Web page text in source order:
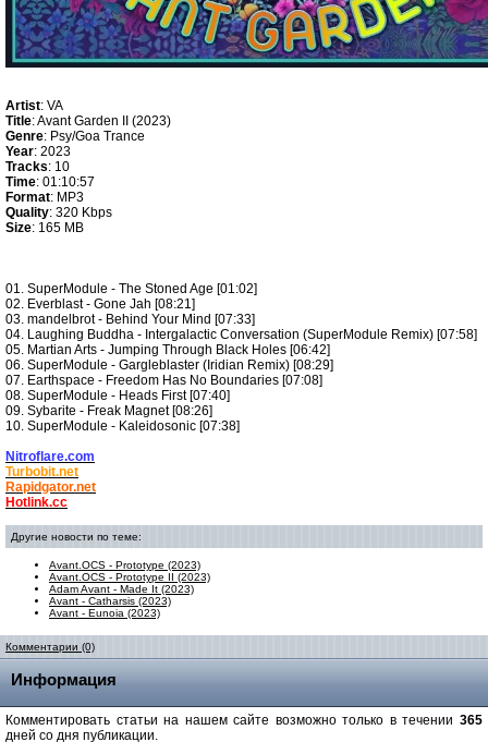
Artist: VA
Title: Avant Garden II (2023)
Genre: Psy/Goa Trance
Year: 2023
Tracks: 10
Time: 01:10:57
Format: MP3
Quality: 320 Kbps
Size: 165 MB
01. SuperModule - The Stoned Age [01:02]
02. Everblast - Gone Jah [08:21]
03. mandelbrot - Behind Your Mind [07:33]
04. Laughing Buddha - Intergalactic Conversation (SuperModule Remix) [07:58]
05. Martian Arts - Jumping Through Black Holes [06:42]
06. SuperModule - Gargleblaster (Iridian Remix) [08:29]
07. Earthspace - Freedom Has No Boundaries [07:08]
08. SuperModule - Heads First [07:40]
09. Sybarite - Freak Magnet [08:26]
10. SuperModule - Kaleidosonic [07:38]
Nitroflare.com
Turbobit.net
Rapidgator.net
Hotlink.cc
Другие новости по теме:
Avant.OCS - Prototype (2023)
Avant.OCS - Prototype II (2023)
Adam Avant - Made It (2023)
Avant - Catharsis (2023)
Avant - Eunoia (2023)
Комментарии (0)
Информация
Комментировать статьи на нашем сайте возможно только в течении 365
дней со дня публикации.